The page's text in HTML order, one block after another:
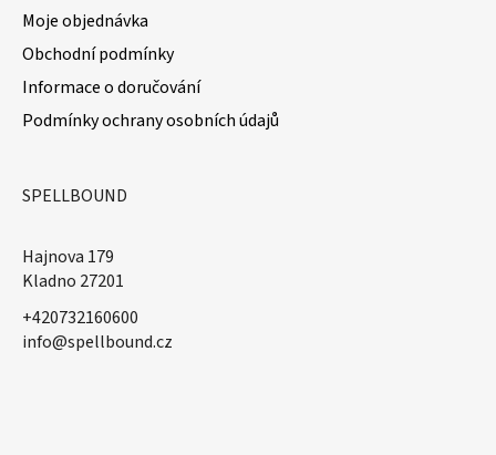
Moje objednávka
Obchodní podmínky
Informace o doručování
Podmínky ochrany osobních údajů
SPELLBOUND
Hajnova 179
Kladno 27201
+420732160600
​info@spellbound.cz